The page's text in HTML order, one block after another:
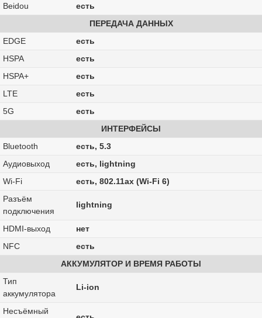
Beidou
есть
ПЕРЕДАЧА ДАННЫХ
EDGE
есть
HSPA
есть
HSPA+
есть
LTE
есть
5G
есть
ИНТЕРФЕЙСЫ
Bluetooth
есть, 5.3
Аудиовыход
есть, lightning
Wi-Fi
есть, 802.11ax (Wi-Fi 6)
Разъём
подключения
lightning
HDMI-выход
нет
NFC
есть
АККУМУЛЯТОР И ВРЕМЯ РАБОТЫ
Тип
аккумулятора
Li-ion
Несъёмный